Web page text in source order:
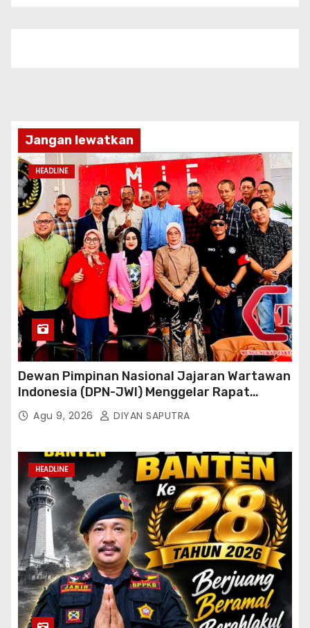
Jangan lewatkan
HEADLINE
Dewan Pimpinan Nasional Jajaran Wartawan
Indonesia (DPN-JWI) Menggelar Rapat
Konsolidasi Dan Restrukturisasi Di Jakarta
Agu 9, 2026 DIYAN SAPUTRA
HEADLINE